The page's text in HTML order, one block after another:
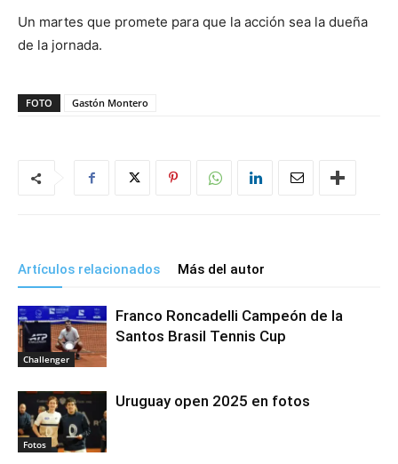
Un martes que promete para que la acción sea la dueña
de la jornada.
FOTO Gastón Montero
Artículos relacionados Más del autor
Challenger
Franco Roncadelli Campeón de la
Santos Brasil Tennis Cup
Fotos
Uruguay open 2025 en fotos